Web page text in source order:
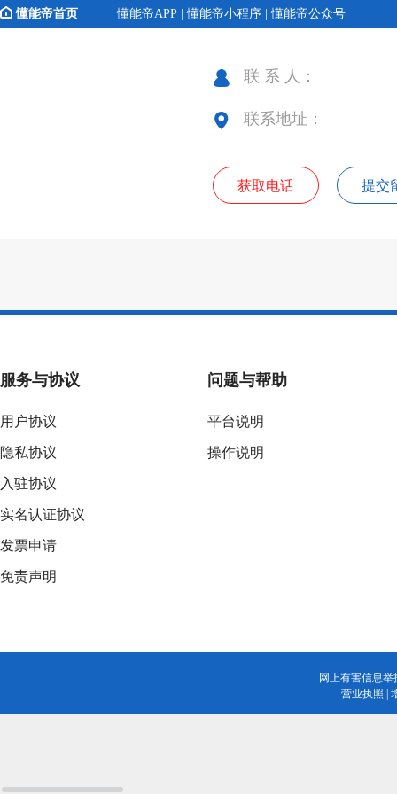
懂能帝首页 懂能帝APP | 懂能帝小程序 | 懂能帝公众号
联 系 人：
联系地址：
获取电话 提交
服务与协议
用户协议
隐私协议
入驻协议
实名认证协议
发票申请
免责声明
问题与帮助
平台说明
操作说明
网上有害信息
营业执照